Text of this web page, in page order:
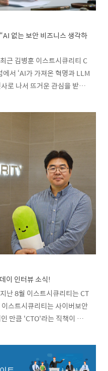
없는 보안 비즈니스 생각하
근 김병훈 이스트시큐리티 C
서 ‘AI가 가져온 혁명과 LLM
로 나서 뜨거운 관심을 받았
대화를 소개합니다. AI 없는
AI를 업무에 접목하면 자신도
수 있는 상황이다”면서 “예
큐리티라는 게 필요하고 기
는지 설명하기 위해 연사로
이 인터뷰 소식!
난 8월 이스트시큐리티는 CT
스트시큐리티는 사이버보안
만큼 'CTO'라는 직책이 이상
요. 최근 김병훈 이스트시큐
서 심도있게 나눈 대화를 지금
이버보안 전문기업으로서 정